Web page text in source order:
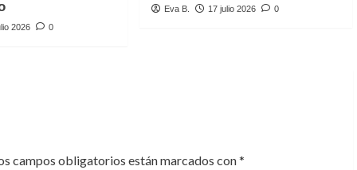
2026 0
Eva B. 17 julio 2026 0
campos obligatorios están marcados con*